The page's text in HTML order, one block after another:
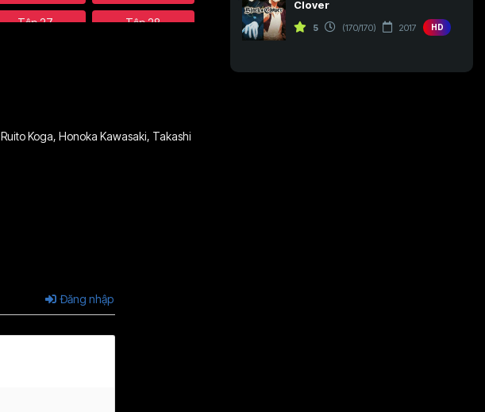
Tập 27 Tập 28
Ruito Koga, Honoka Kawasaki, Takashi
Đăng nhập
Clover
5 (170/170) 2017 HD